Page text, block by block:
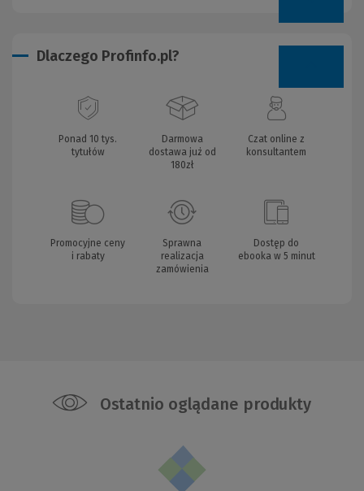
Dlaczego Profinfo.pl?
Ponad 10 tys.
tytułów
Darmowa
dostawa już od
180zł
Czat online z
konsultantem
Promocyjne ceny
i rabaty
Sprawna
realizacja
zamówienia
Dostęp do
ebooka w 5 minut
Ostatnio oglądane produkty